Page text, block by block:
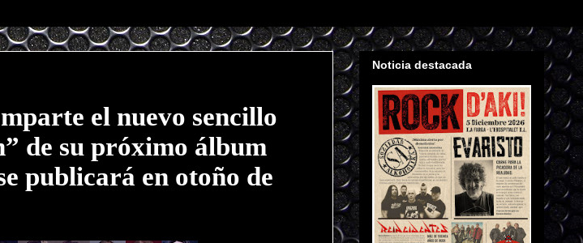
el nuevo sencillo
de su próximo álbum
publicará en otoño de
Noticia destacada